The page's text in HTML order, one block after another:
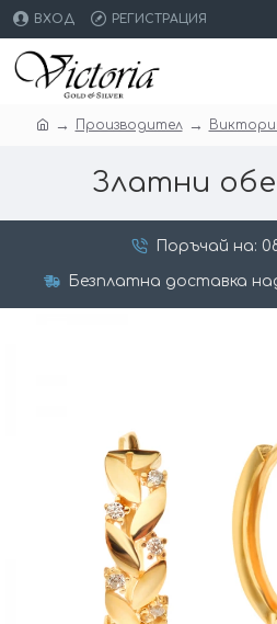
ВХОД РЕГИСТРАЦИЯ
Производител
Златни
Поръчай на:
Безплатна доставка